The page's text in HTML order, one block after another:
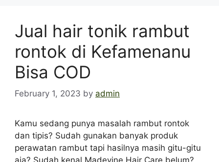
Jual hair tonik rambut
rontok di Kefamenanu
Bisa COD
February 1, 2023 by admin
Kamu sedang punya masalah rambut rontok
dan tipis? Sudah gunakan banyak produk
perawatan rambut tapi hasilnya masih gitu-gitu
aja? Sudah kenal Madevine Hair Care belum?